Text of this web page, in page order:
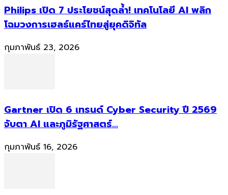
Philips เปิด 7 ประโยชน์สุดล้ำ! เทคโนโลยี AI พลิก
โฉมวงการเฮลธ์แคร์ไทยสู่ยุคดิจิทัล
กุมภาพันธ์ 23, 2026
Gartner เปิด 6 เทรนด์ Cyber Security ปี 2569
จับตา AI และภูมิรัฐศาสตร์...
กุมภาพันธ์ 16, 2026